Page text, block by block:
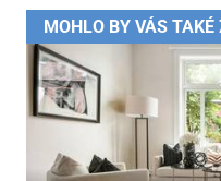
MOHLO BY VÁS